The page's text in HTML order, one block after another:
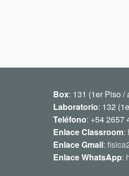
Box: 131 (1er Piso /
Laboratorio: 132
Teléfono: +54 2657
Enlace Classroom:
Enlace Gmail:
Enlace WhatsApp: